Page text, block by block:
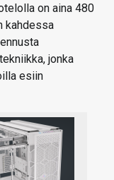
on aina 480
kahdessa
jonka
esiin